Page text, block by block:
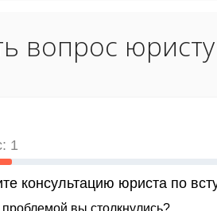
вопрос юристу